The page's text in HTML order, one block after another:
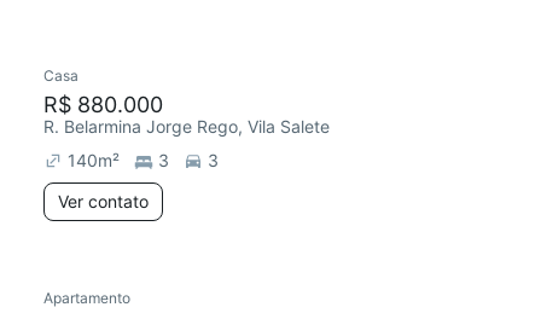
Casa
R$ 880.000
R. Belarmina Jorge Rego, Vila Salete
140m² 3
3
Ver contato
Apartamento